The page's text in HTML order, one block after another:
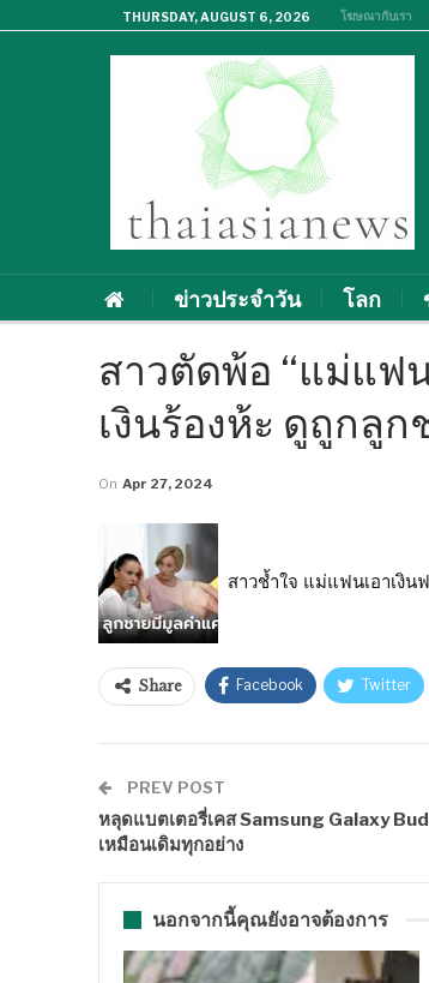
THURSDAY, AUGUST 6, 2026 โฆษณากับเรา
ข่าวประจำวัน โลก
สาวตัดพ้อ “แม่แฟ
เงินร้องห้ะ ดูถูกลูก
On Apr 27, 2024
สาวช้ำใจ แม่แฟนเอาเงิ
Share Facebook Twitter
PREV POST
หลุดแบตเตอรี่เคส Samsung Galaxy
เหมือนเดิมทุกอย่าง
นอกจากนี้คุณยังอาจต้องการ